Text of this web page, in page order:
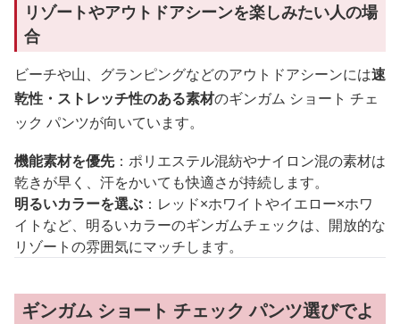
リゾートやアウトドアシーンを楽しみたい人の場
合
ビーチや山、グランピングなどのアウトドアシーンには速
乾性・ストレッチ性のある素材のギンガム ショート チェ
ック パンツが向いています。
機能素材を優先：ポリエステル混紡やナイロン混の素材は
乾きが早く、汗をかいても快適さが持続します。
明るいカラーを選ぶ ：レッド×ホワイトやイエロー×ホワ
イトなど、明るいカラーのギンガムチェックは、開放的な
リゾートの雰囲気にマッチします。
ギンガム ショート チェック パンツ選びでよ